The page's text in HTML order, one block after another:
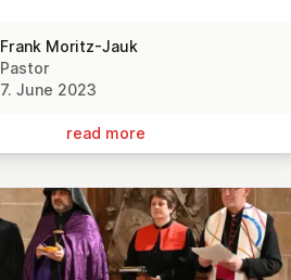
Frank Moritz-Jauk
Pastor
7. June 2023
read more